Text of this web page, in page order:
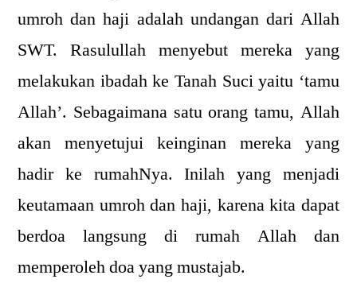
umroh dan haji adalah undangan dari Allah
SWT. Rasulullah menyebut mereka yang
melakukan ibadah ke Tanah Suci yaitu ‘tamu
Allah’. Sebagaimana satu orang tamu, Allah
akan menyetujui keinginan mereka yang
hadir ke rumahNya. Inilah yang menjadi
keutamaan umroh dan haji, karena kita dapat
berdoa langsung di rumah Allah dan
memperoleh doa yang mustajab.